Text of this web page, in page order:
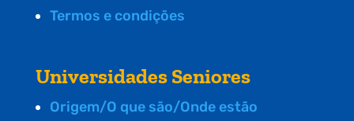
Termos e condições
Universidades Seniores
Origem/O que são/Onde estão